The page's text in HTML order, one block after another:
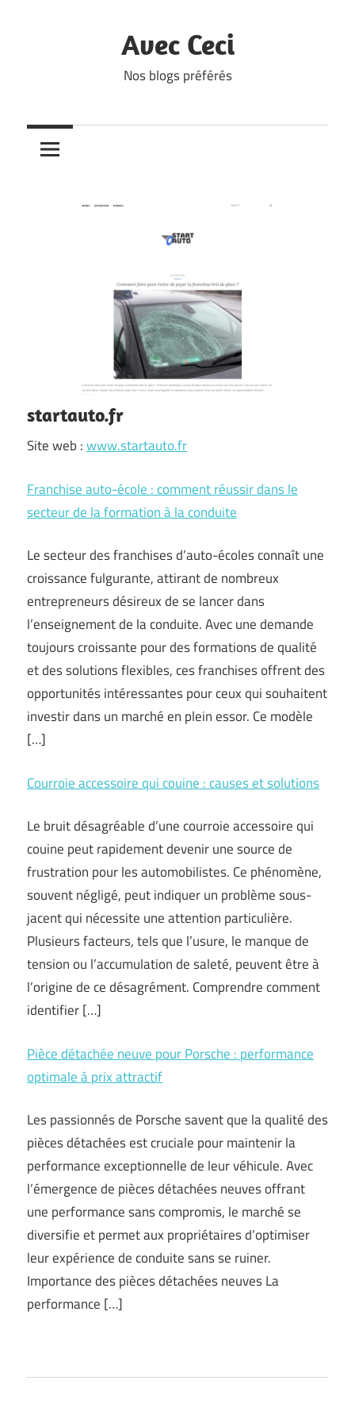
Avec Ceci
Nos blogs préférés
startauto.fr
Site web :www.startauto.fr
Franchise auto-école : comment réussir dans le
secteur de la formation à la conduite
Le secteur des franchises d’auto-écoles connaît une
croissance fulgurante, attirant de nombreux
entrepreneurs désireux de se lancer dans
l’enseignement de la conduite. Avec une demande
toujours croissante pour des formations de qualité
et des solutions flexibles, ces franchises offrent des
opportunités intéressantes pour ceux qui souhaitent
investir dans un marché en plein essor. Ce modèle
[…]
Courroie accessoire qui couine : causes et solutions
Le bruit désagréable d’une courroie accessoire qui
couine peut rapidement devenir une source de
frustration pour les automobilistes. Ce phénomène,
souvent négligé, peut indiquer un problème sous-
jacent qui nécessite une attention particulière.
Plusieurs facteurs, tels que l’usure, le manque de
tension ou l’accumulation de saleté, peuvent être à
l’origine de ce désagrément. Comprendre comment
identifier […]
Pièce détachée neuve pour Porsche : performance
optimale à prix attractif
Les passionnés de Porsche savent que la qualité des
pièces détachées est cruciale pour maintenir la
performance exceptionnelle de leur véhicule. Avec
l’émergence de pièces détachées neuves offrant
une performance sans compromis, le marché se
diversifie et permet aux propriétaires d’optimiser
leur expérience de conduite sans se ruiner.
Importance des pièces détachées neuves La
performance […]